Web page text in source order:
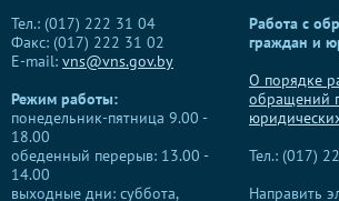
Тел.: (017) 222 31 04
Факс: (017) 222 31 02
E-mail: vns@vns.gov.by
Режим работы:
понедельник-пятница 9.00 -
18.00
обеденный перерыв: 13.00 -
14.00
выходные дни: суббота,
Работа с
граждан и
О порядке
обращений
Тел.: (017)
Направить